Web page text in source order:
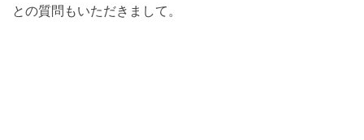
との質問もいただきまして。